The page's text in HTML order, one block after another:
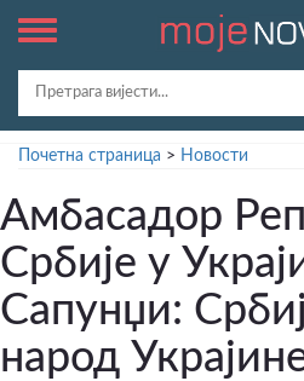
Почетна страница > Новости
Амбасадор
Србије у
Сапунџи:
народ